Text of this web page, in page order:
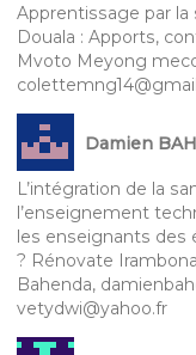
Apprentissage par la
Douala : Apports,
Mvoto Meyong
Damien
L’intégration de la
l’enseignement
les enseignants des
? Rénovate
Bahenda,
vetydwi@yahoo.fr